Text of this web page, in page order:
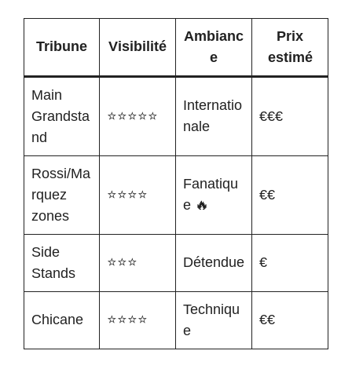
Tribune Visibilité
Ambianc
e
Prix
estimé
Main
Grandsta
nd
⭐⭐⭐⭐⭐
Internatio
nale
€€€
Rossi/Ma
rquez
zones
⭐⭐⭐⭐
Fanatiqu
e 🔥
€€
Side
Stands
⭐⭐⭐ Détendue €
Chicane ⭐⭐⭐⭐
Techniqu
e
€€